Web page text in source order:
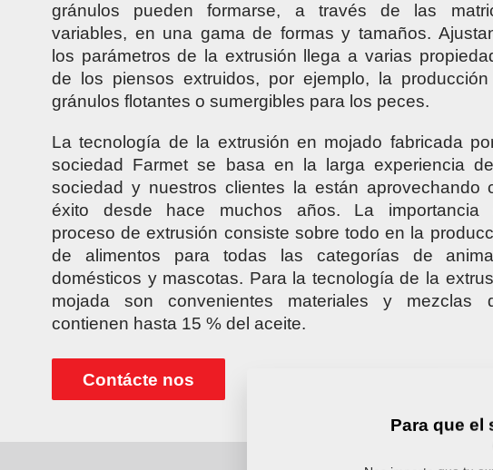
gránulos pueden formarse, a través de las
variables, en una gama de formas y tamaños.
los parámetros de la extrusión llega a varias
de los piensos extruidos, por ejemplo, la
gránulos flotantes o sumergibles para los peces.
La tecnología de la extrusión en mojado fabricada
sociedad Farmet se basa en la larga experiencia
sociedad y nuestros clientes la están aprovechando
éxito desde hace muchos años. La importancia
proceso de extrusión consiste sobre todo en la
de alimentos para todas las categorías de
domésticos y mascotas. Para la tecnología de la
mojada son convenientes materiales y mezclas
contienen hasta 15 % del aceite.
Contácte nos
Para que el